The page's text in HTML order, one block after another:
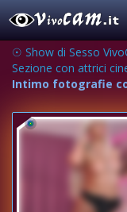
☉ Show di Sesso
Sezione con attrici
Intimo fotografie